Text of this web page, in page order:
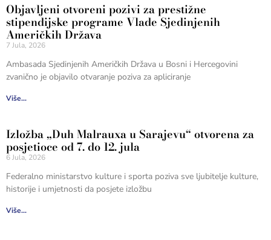
Objavljeni otvoreni pozivi za prestižne
stipendijske programe Vlade Sjedinjenih
Američkih Država
7 Jula, 2026
Ambasada Sjedinjenih Američkih Država u Bosni i Hercegovini
zvanično je objavilo otvaranje poziva za apliciranje
Više...
Izložba „Duh Malrauxa u Sarajevu“ otvorena za
posjetioce od 7. do 12. jula
6 Jula, 2026
Federalno ministarstvo kulture i sporta poziva sve ljubitelje kulture,
historije i umjetnosti da posjete izložbu
Više...